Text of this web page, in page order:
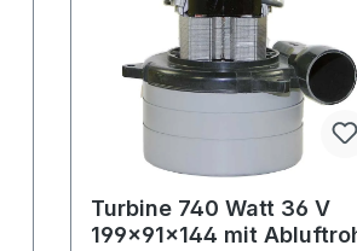
Turbine 740 Watt 36 V
199x91x144 mit